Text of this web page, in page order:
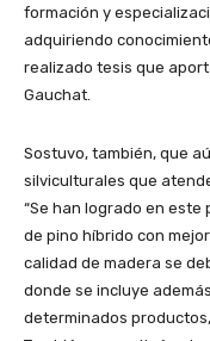
formación y
adquiriendo
realizado tesis que
Gauchat.
Sostuvo, también, que
silviculturales que
“Se han logrado en
de pino híbrido con
calidad de madera se
donde se incluye
determinados